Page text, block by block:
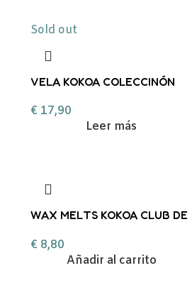
Sold out
VELA KOKOA COLECCINÓN
€ 17,90
Leer más
WAX MELTS KOKOA CLUB DE
€ 8,80
Añadir al carrito